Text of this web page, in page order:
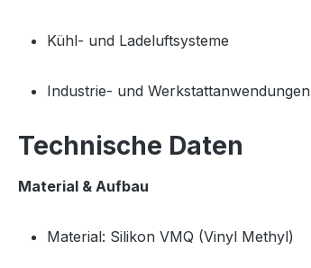
Kühl- und Ladeluftsysteme
Industrie- und Werkstattanwendungen
Technische Daten
Material & Aufbau
Material: Silikon VMQ (Vinyl Methyl)